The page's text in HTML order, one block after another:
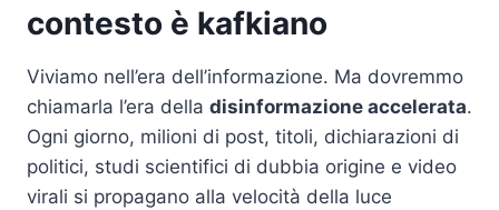
contesto è kafkiano
Viviamo nell’era dell’informazione. Ma dovremmo
chiamarla l’era della disinformazione accelerata.
Ogni giorno, milioni di post, titoli, dichiarazioni di
politici, studi scientifici di dubbia origine e video
virali si propagano alla velocità della luce